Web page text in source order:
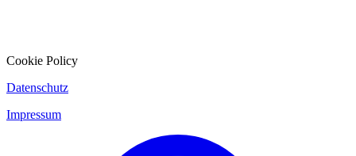
Cookie Policy
Datenschutz
Impressum